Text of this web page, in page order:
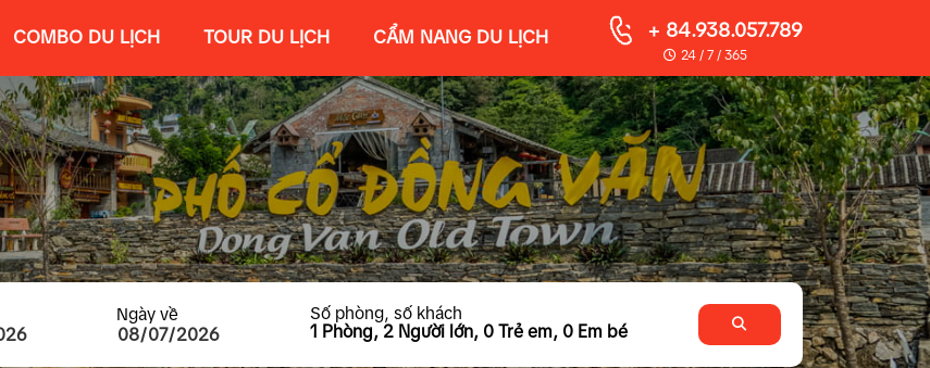
COMBO DU LỊCH TOUR DU LỊCH CẨM NANG DU LỊCH + 84.938.057.789
24 / 7 / 365
Ngày về
Số phòng, số khách
1 Phòng, 2 Người lớn, 0 Trẻ em, 0 Em bé